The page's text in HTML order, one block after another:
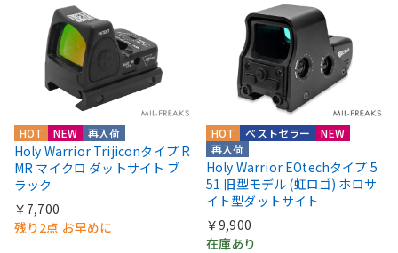
HOT NEW 再入荷
Holy Warrior Trijiconタイプ R
MR マイクロ ダットサイト ブ
ラック
￥7,700
残り2点 お早めに
HOT
NEW
再入荷
ベストセラー
Holy Warrior EOtechタイプ 5
51 旧型モデル (虹ロゴ) ホロサ
イト型ダットサイト
￥9,900
在庫あり